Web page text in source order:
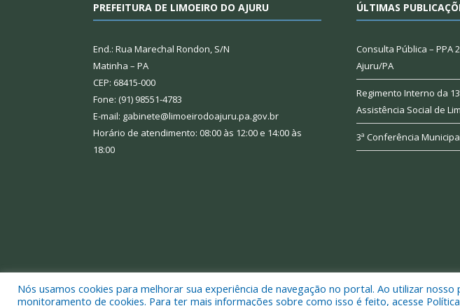
PREFEITURA DE LIMOEIRO DO AJURU
End.: Rua Marechal Rondon, S/N
Matinha – PA
CEP: 68415-000
Fone: (91) 98551-4783
E-mail: gabinete@limoeirodoajuru.pa.gov.br
Horário de atendimento: 08:00 às 12:00 e 14:00 às
18:00
ÚLTIMAS
Consulta Pública – PPA
Ajuru/PA
Regimento Interno da
Assistência Social de
3ª Conferência
Todos os direitos reservados a Prefeitura Municipal de Limoeiro do Ajuru.
Nós usamos cookies para melhorar sua experiência de navegação no portal. Ao utilizar
monitoramento de cookies. Para ter mais informações sobre como isso é feito, acesse